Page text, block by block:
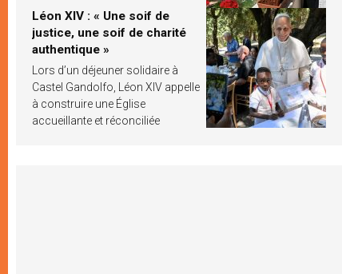
Léon XIV : « Une soif de
justice, une soif de charité
authentique »
Lors d’un déjeuner solidaire à
Castel Gandolfo, Léon XIV appelle
à construire une Église
accueillante et réconciliée